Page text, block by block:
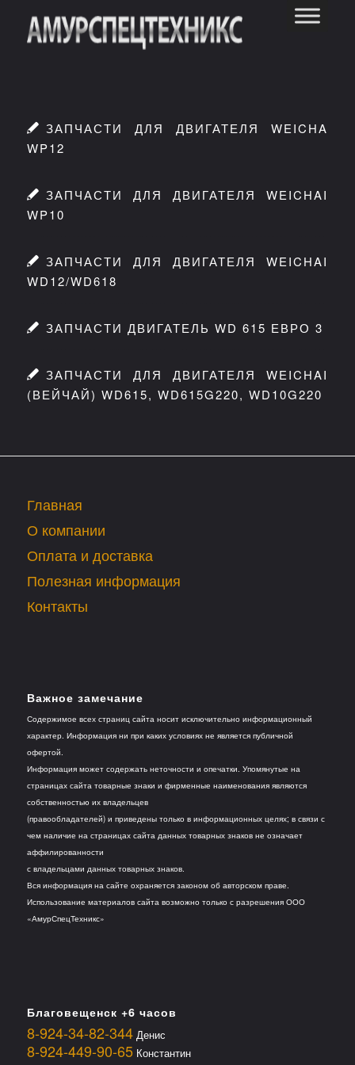
ЗАПЧАСТИ ДЛЯ ДВИГАТЕЛЯ WEICHA
WP12
ЗАПЧАСТИ ДЛЯ ДВИГАТЕЛЯ WEICHAI
WP10
ЗАПЧАСТИ ДЛЯ ДВИГАТЕЛЯ WEICHAI
WD12/WD618
ЗАПЧАСТИ ДВИГАТЕЛЬ WD 615 ЕВРО 3
ЗАПЧАСТИ ДЛЯ ДВИГАТЕЛЯ WEICHAI
(ВЕЙЧАЙ) WD615, WD615G220, WD10G220
Главная
О компании
Оплата и доставка
Полезная информация
Контакты
Важное замечание
Содержимое всех страниц сайта носит исключительно информационный
характер. Информация ни при каких условиях не является публичной
офертой.
Информация может содержать неточности и опечатки. Упомянутые на
страницах сайта товарные знаки и фирменные наименования являются
собственностью их владельцев
(правообладателей) и приведены только в информационных целях; в связи с
чем наличие на страницах сайта данных товарных знаков не означает
аффилированности
с владельцами данных товарных знаков.
Вся информация на сайте охраняется законом об авторском праве.
Использование материалов сайта возможно только с разрешения ООО
«АмурСпецТехникс»
Благовещенск +6 часов
8-924-34-82-344Денис
8-924-449-90-65Константин